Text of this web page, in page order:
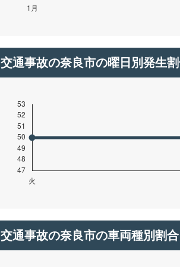
交通事故の奈良市の曜日別発生
交通事故の奈良市の車両種別割合